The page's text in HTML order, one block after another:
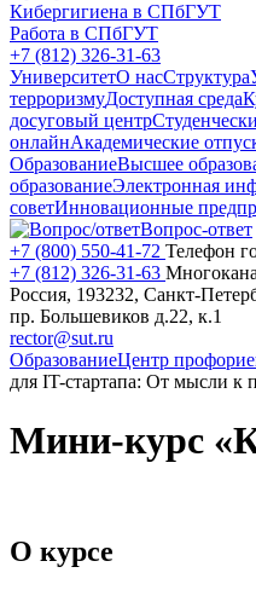
Кибергигиена в СПбГУТ
Работа в СПбГУТ
+7 (812) 326-31-63
УниверситетО насСтруктура
терроризмуДоступная среда
досуговый центр
онлайнАкадемические
ОбразованиеВысшее
образованиеЭлектронная
советИнновационные
Вопрос-ответ
+7 (800) 550-41-72 Телефон
+7 (812) 326-31-63
Россия, 193232, Санкт-
пр. Большевиков д.22, к.1
rector@sut.ru
ОбразованиеЦентр
для IT-стартапа: От мысли к
Мини-курс
О курсе